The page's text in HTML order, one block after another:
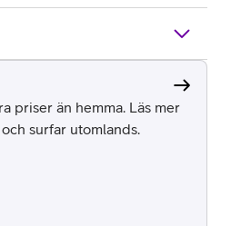
priser än hemma. Läs mer
surfar utomlands.